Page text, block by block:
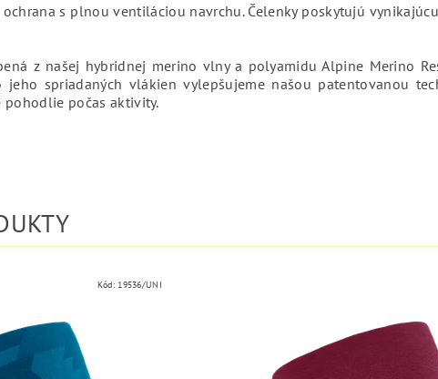
s plnou ventiláciou navrchu. Čelenky poskytujú
z našej hybridnej merino vlny a polyamidu Alpine Merino
jeho spriadaných vlákien vylepšujeme našou patentovanou
pohodlie počas aktivity.
Kód: 19536/UNI